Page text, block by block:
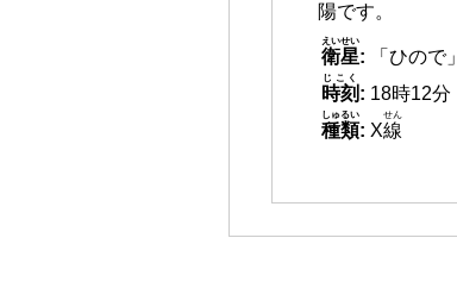
陽です。
衛星
えいせい
:
「ひので」
時刻
じこく
: 18時12分
種類
しゅるい
: X線
せん